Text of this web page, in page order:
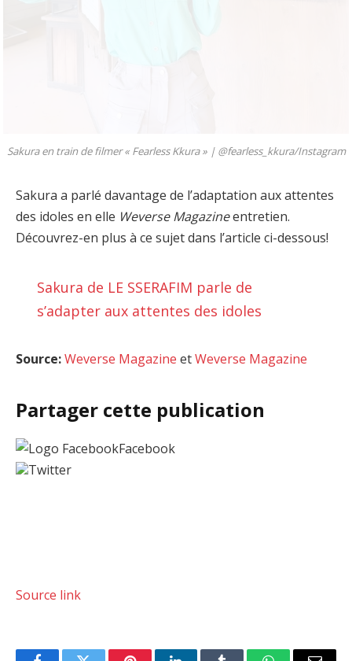
Sakura en train de filmer « Fearless Kkura » | @fearless_kkura/Instagram
Sakura a parlé davantage de l’adaptation aux attentes
des idoles en elle Weverse Magazineentretien.
Découvrez-en plus à ce sujet dans l’article ci-dessous!
Sakura de LE SSERAFIM parle de
s’adapter aux attentes des idoles
Source:Weverse Magazine etWeverse Magazine
Partager cette publication
Facebook
Twitter
Source link